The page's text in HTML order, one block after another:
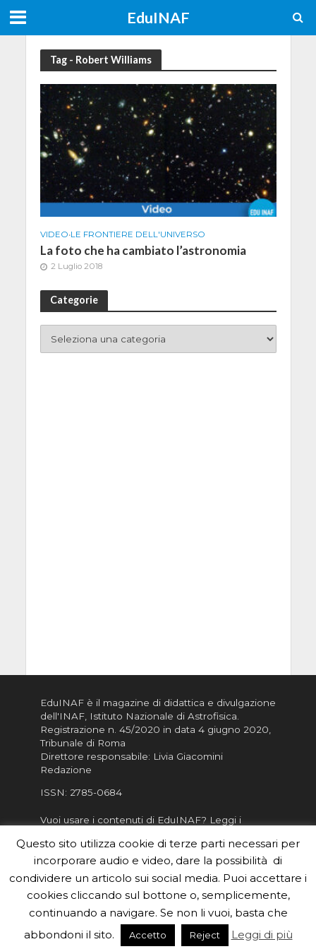
EduINAF
Tag - Robert Williams
VIDEO•LE FRONTIERE DELL'UNIVERSO
La foto che ha cambiato l’astronomia
2 Luglio 2018
Categorie
EduINAF è il magazine di didattica e divulgazione
dell'INAF, Istituto Nazionale di Astrofisica
Registrazione n. 45/2020 in data 4 giugno 2020,
Tribunale di Roma
Direttore responsabile: Livia Giacomini
Redazione
ISSN: 2785-0684
Vuoi usare i contenuti di EduINAF? Leggi i
Informativa sulla Privacy
Informatva sui Cookie
Per la rubrica de l'Astronomo risponde, per
inviarci le tue foto o i tuoi contributi, scrivici a
redazione.edu [chiocciola] inaf.it oppure
il form
Questo sito utilizza cookie di terze parti necessari per
incorporare audio e video, dare la possibilità di
condividere un articolo sui social media. Puoi accettare i
cookies cliccando sul bottone o, semplicemente,
continuando a navigare. Se non li vuoi, basta che
abbondoni il sito.
Accetto Reject Leggi di più